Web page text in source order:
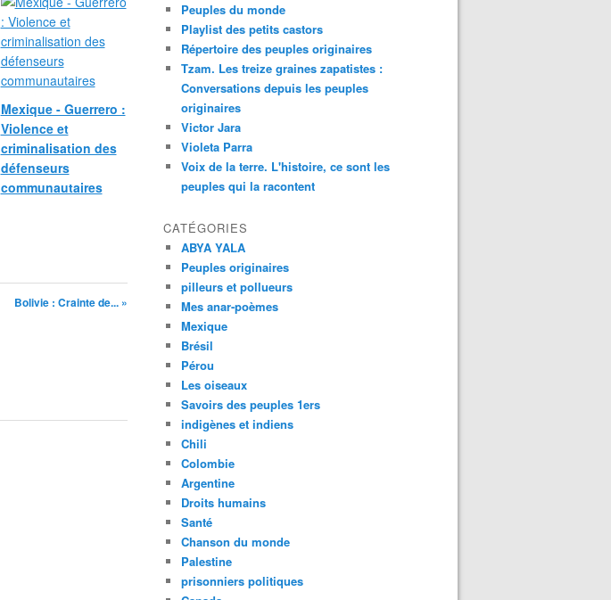
Mexique - Guerrero :
Violence et
criminalisation des
défenseurs
communautaires
Bolivie : Crainte de... »
Peuples du monde
Playlist des petits castors
Répertoire des peuples originaires
Tzam. Les treize graines zapatistes :
Conversations depuis les peuples
originaires
Victor Jara
Violeta Parra
Voix de la terre. L'histoire, ce sont les
peuples qui la racontent
CATÉGORIES
ABYA YALA
Peuples originaires
pilleurs et pollueurs
Mes anar-poèmes
Mexique
Brésil
Pérou
Les oiseaux
Savoirs des peuples 1ers
indigènes et indiens
Chili
Colombie
Argentine
Droits humains
Santé
Chanson du monde
Palestine
prisonniers politiques